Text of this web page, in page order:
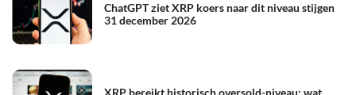
ChatGPT ziet XRP koers naar dit niveau stijgen
31 december 2026